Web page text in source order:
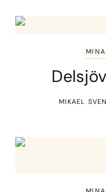
MIKAEL